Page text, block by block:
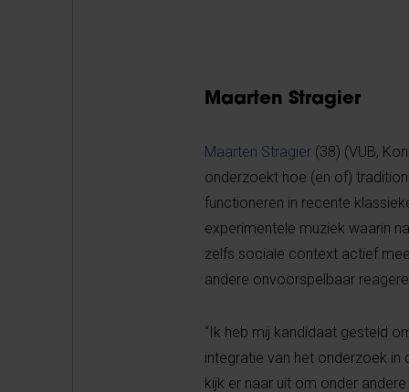
Maarten Stragier
Maarten Stragier (38) (VUB,
onderzoekt hoe (en of)
functioneren in recente
experimentele muziek waarin
zelfs sociale context actief
andere onvoorspelbaar
“Ik heb mij kandidaat gesteld
integratie van het onderzoek in
kijk er naar uit om onder